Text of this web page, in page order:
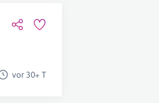
vor 30+ T